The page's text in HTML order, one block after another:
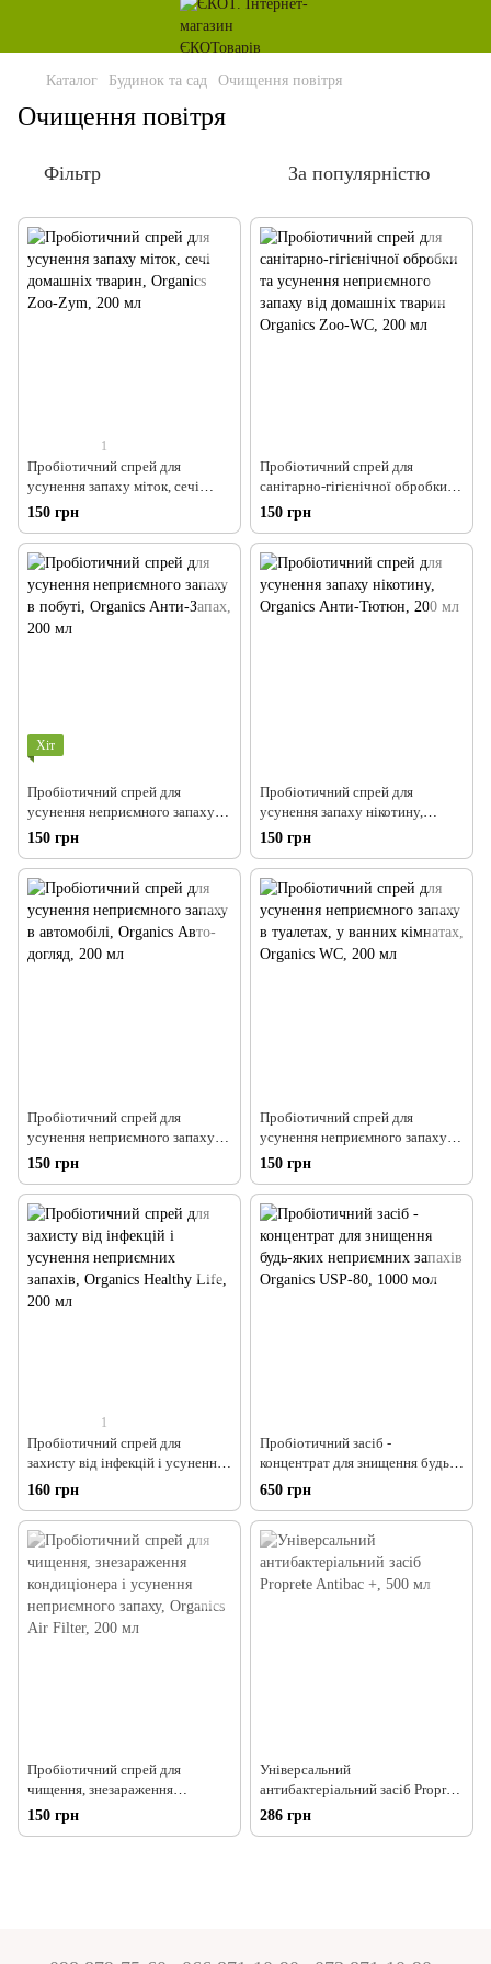
Каталог Будинок та сад Очищення повітря
Очищення повітря
Фільтр За популярністю
1
Пробіотичний спрей для
усунення запаху міток, сечі
домашніх тварин, Organics Zoo-
Zym, 200 мл
150 грн
Пробіотичний спрей для
санітарно-гігієнічної обробки та
усунення неприємного запаху
від домашніх тварин Organics
Zoo-WC, 200 мл
150 грн
Хіт
Пробіотичний спрей для
усунення неприємного запаху в
побуті, Organics Анти-Запах,
200 мл
150 грн
Пробіотичний спрей для
усунення запаху нікотину,
Organics Анти-Тютюн, 200 мл
150 грн
Пробіотичний спрей для
усунення неприємного запаху в
автомобілі, Organics Авто-
догляд, 200 мл
150 грн
Пробіотичний спрей для
усунення неприємного запаху в
туалетах, у ванних кімнатах,
Organics WC, 200 мл
150 грн
1
Пробіотичний спрей для
захисту від інфекцій і усунення
неприємних запахів, Organics
Healthy Life, 200 мл
160 грн
Пробіотичний засіб -
концентрат для знищення будь-
яких неприємних запахів
Organics USP-80, 1000 мол
650 грн
Пробіотичний спрей для
чищення, знезараження
кондиціонера і усунення
неприємного запаху, Organics
150 грн
Універсальний
антибактеріальний засіб Proprete
Antibac +, 500 мл
286 грн